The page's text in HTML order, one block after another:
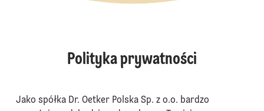
Polityka prywatności
Jako spółka Dr. Oetker Polska Sp. z o.o. bardzo